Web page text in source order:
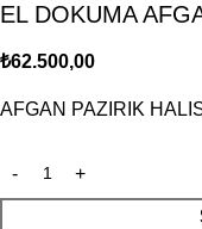
EL DOKUMA
₺62.500,00
AFGAN PAZIRIK